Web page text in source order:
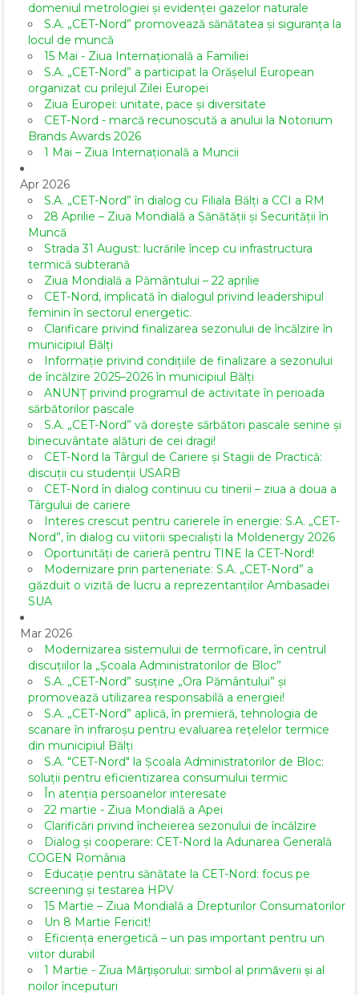
domeniul metrologiei și evidenței gazelor naturale
S.A. „CET-Nord” promovează sănătatea și siguranța la
locul de muncă
15 Mai - Ziua Internațională a Familiei
S.A. „CET-Nord” a participat la Orășelul European
organizat cu prilejul Zilei Europei
Ziua Europei: unitate, pace și diversitate
CET-Nord - marcă recunoscută a anului la Notorium
Brands Awards 2026
1 Mai – Ziua Internațională a Muncii
Apr 2026
S.A. „CET-Nord” în dialog cu Filiala Bălți a CCI a RM
28 Aprilie – Ziua Mondială a Sănătății și Securității în
Muncă
Strada 31 August: lucrările încep cu infrastructura
termică subterană
Ziua Mondială a Pământului – 22 aprilie
CET-Nord, implicată în dialogul privind leadershipul
feminin în sectorul energetic.
Clarificare privind finalizarea sezonului de încălzire în
municipiul Bălți
Informație privind condițiile de finalizare a sezonului
de încălzire 2025–2026 în municipiul Bălți
ANUNȚ privind programul de activitate în perioada
sărbătorilor pascale
S.A. „CET-Nord” vă dorește sărbători pascale senine și
binecuvântate alături de cei dragi!
CET-Nord la Târgul de Cariere și Stagii de Practică:
discuții cu studenții USARB
CET-Nord în dialog continuu cu tinerii – ziua a doua a
Târgului de cariere
Interes crescut pentru carierele în energie: S.A. „CET-
Nord”, în dialog cu viitorii specialiști la Moldenergy 2026
Oportunități de carieră pentru TINE la CET-Nord!
Modernizare prin parteneriate: S.A. „CET-Nord” a
găzduit o vizită de lucru a reprezentanților Ambasadei
SUA
Mar 2026
Modernizarea sistemului de termoficare, în centrul
discuțiilor la „Școala Administratorilor de Bloc”
S.A. „CET-Nord” susține „Ora Pământului” și
promovează utilizarea responsabilă a energiei!
S.A. „CET-Nord” aplică, în premieră, tehnologia de
scanare în infraroșu pentru evaluarea rețelelor termice
din municipiul Bălți
S.A. "CET-Nord" la Școala Administratorilor de Bloc:
soluții pentru eficientizarea consumului termic
În atenția persoanelor interesate
22 martie - Ziua Mondială a Apei
Clarificări privind încheierea sezonului de încălzire
Dialog și cooperare: CET-Nord la Adunarea Generală
COGEN România
Educație pentru sănătate la CET-Nord: focus pe
screening și testarea HPV
15 Martie – Ziua Mondială a Drepturilor Consumatorilor
Un 8 Martie Fericit!
Eficiența energetică – un pas important pentru un
viitor durabil
1 Martie - Ziua Mărțișorului: simbol al primăverii și al
noilor începuturi